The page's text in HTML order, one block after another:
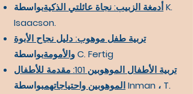
أدمغة الزبيب: نجاة عائلتي الذكيةبواسطة K.
Isaacson.
تربية طفل موهوب: دليل نجاح الأبوة
والأمومةبواسطة C. Fertig
تربية الأطفال الموهوبين 101: مقدمة للأطفال
الموهوبين واحتياجاتهمبواسطة Inman ، T.